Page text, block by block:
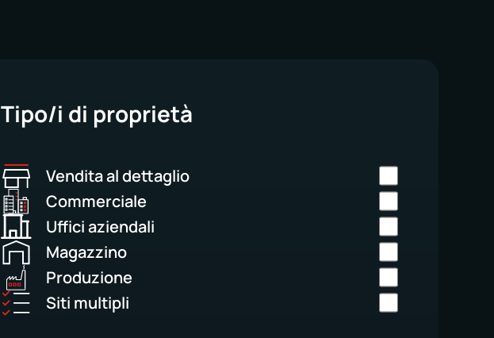
Tipo/i di proprietà
Vendita al dettaglio
Commerciale
Uffici aziendali
Magazzino
Produzione
Siti multipli